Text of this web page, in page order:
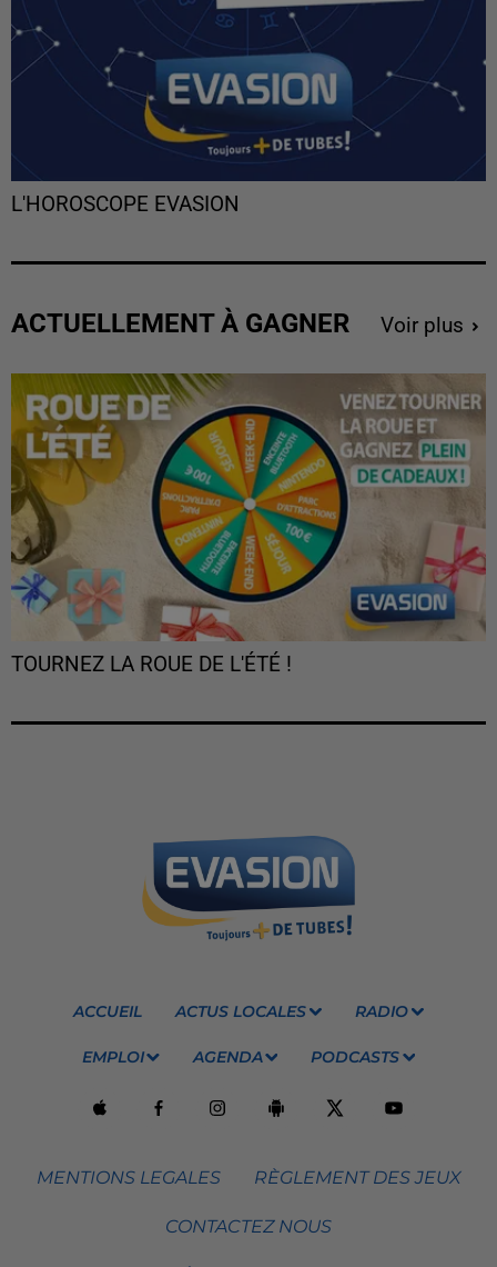
L'HOROSCOPE EVASION
ACTUELLEMENT À GAGNER Voir plus
TOURNEZ LA ROUE DE L'ÉTÉ !
ACCUEIL ACTUS LOCALES RADIO
EMPLOI AGENDA PODCASTS
MENTIONS LEGALES RÈGLEMENT DES JEUX
CONTACTEZ NOUS